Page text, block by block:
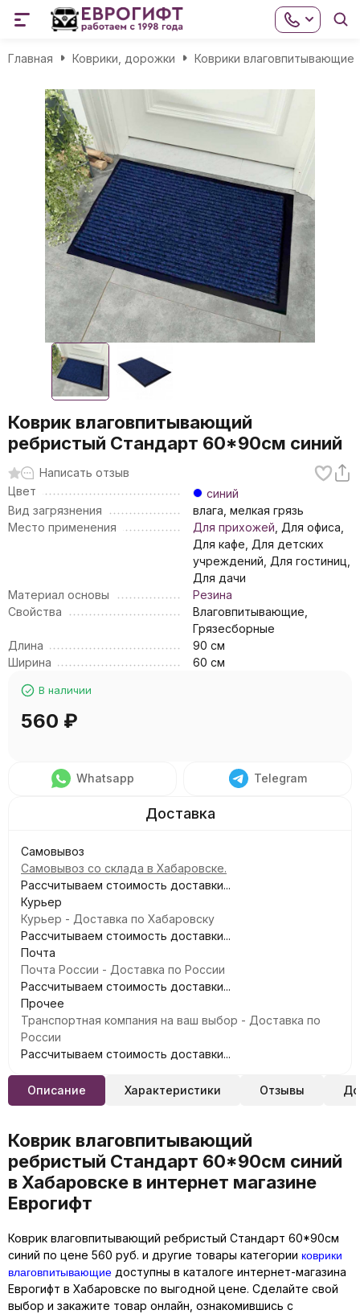
Главная Коврики, дорожки Коврики влаговпитывающие
Коврик влаговпитывающий
ребристый Стандарт 60*90см синий
Написать отзыв
Цвет
синий
Вид загрязнения
влага, мелкая грязь
Место применения
Для прихожей , Для офиса,
Для кафе, Для детских
учреждений, Для гостиниц,
Для дачи
Материал основы
Резина
Свойства
Влаговпитывающие,
Грязесборные
Длина
90 см
Ширина
60 см
В наличии
560 ₽
Whatsapp Telegram
Самовывоз
Самовывоз со склада в Хабаровске.
Рассчитываем стоимость доставки...
Курьер
Курьер - Доставка по Хабаровску
Рассчитываем стоимость доставки...
Почта
Почта России - Доставка по России
Рассчитываем стоимость доставки...
Прочее
Транспортная компания на ваш выбор - Доставка по
России
Рассчитываем стоимость доставки...
Описание Характеристики Отзывы
Коврик влаговпитывающий
ребристый Стандарт 60*90см синий
в Хабаровске в интернет магазине
Еврогифт
Коврик влаговпитывающий ребристый Стандарт 60*90см
синий по цене 560 руб. и другие товары категории коврики
влаговпитывающие доступны в каталоге интернет-магазина
Еврогифт в Хабаровске по выгодной цене. Сделайте свой
выбор и закажите товар онлайн, ознакомившись с